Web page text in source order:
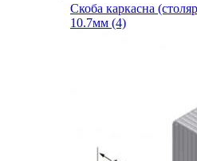
Скоба каркасна
10.7мм (4)